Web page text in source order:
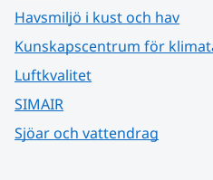
Havsmiljö i kust och hav
Kunskapscentrum för
Luftkvalitet
SIMAIR
Sjöar och vattendrag